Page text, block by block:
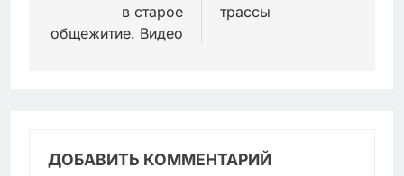
в старое
общежитие. Видео
трассы
ДОБАВИТЬ КОММЕНТАРИЙ